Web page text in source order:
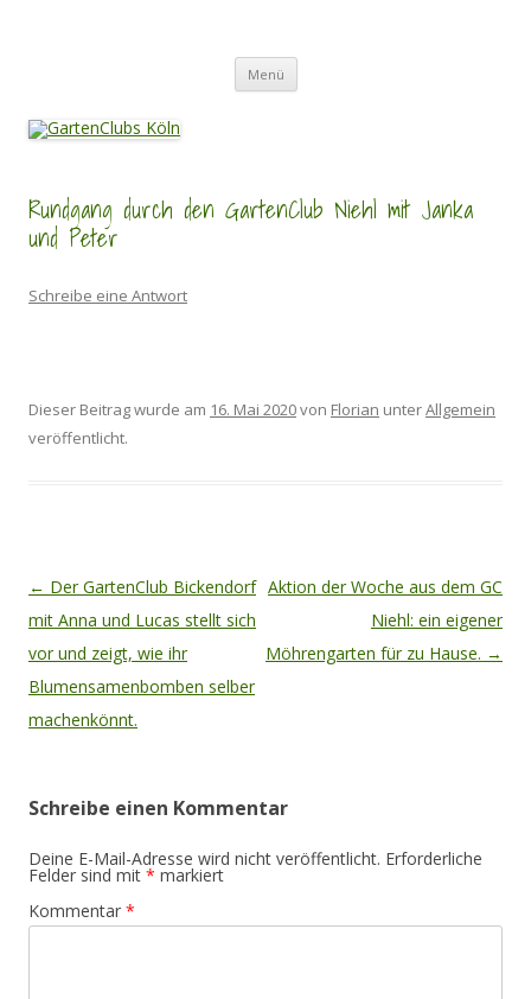
Menü
Rundgang durch den GartenClub Niehl mit Janka
und Peter
Schreibe eine Antwort
Dieser Beitrag wurde am 16. Mai 2020von Florian unterAllgemein
veröffentlicht.
Beitragsnavigation
← Der GartenClub Bickendorf
mit Anna und Lucas stellt sich
vor und zeigt, wie ihr
Blumensamenbomben selber
machenkönnt.
Aktion der Woche aus dem GC
Niehl: ein eigener
Möhrengarten für zu Hause. →
Schreibe einen Kommentar
Deine E-Mail-Adresse wird nicht veröffentlicht. Erforderliche
Felder sind mit * markiert
Kommentar *